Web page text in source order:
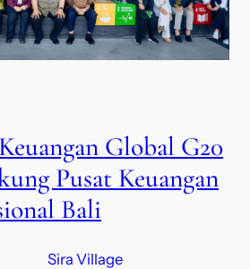
Global G20
Pusat Keuangan
Bali
Sira Village